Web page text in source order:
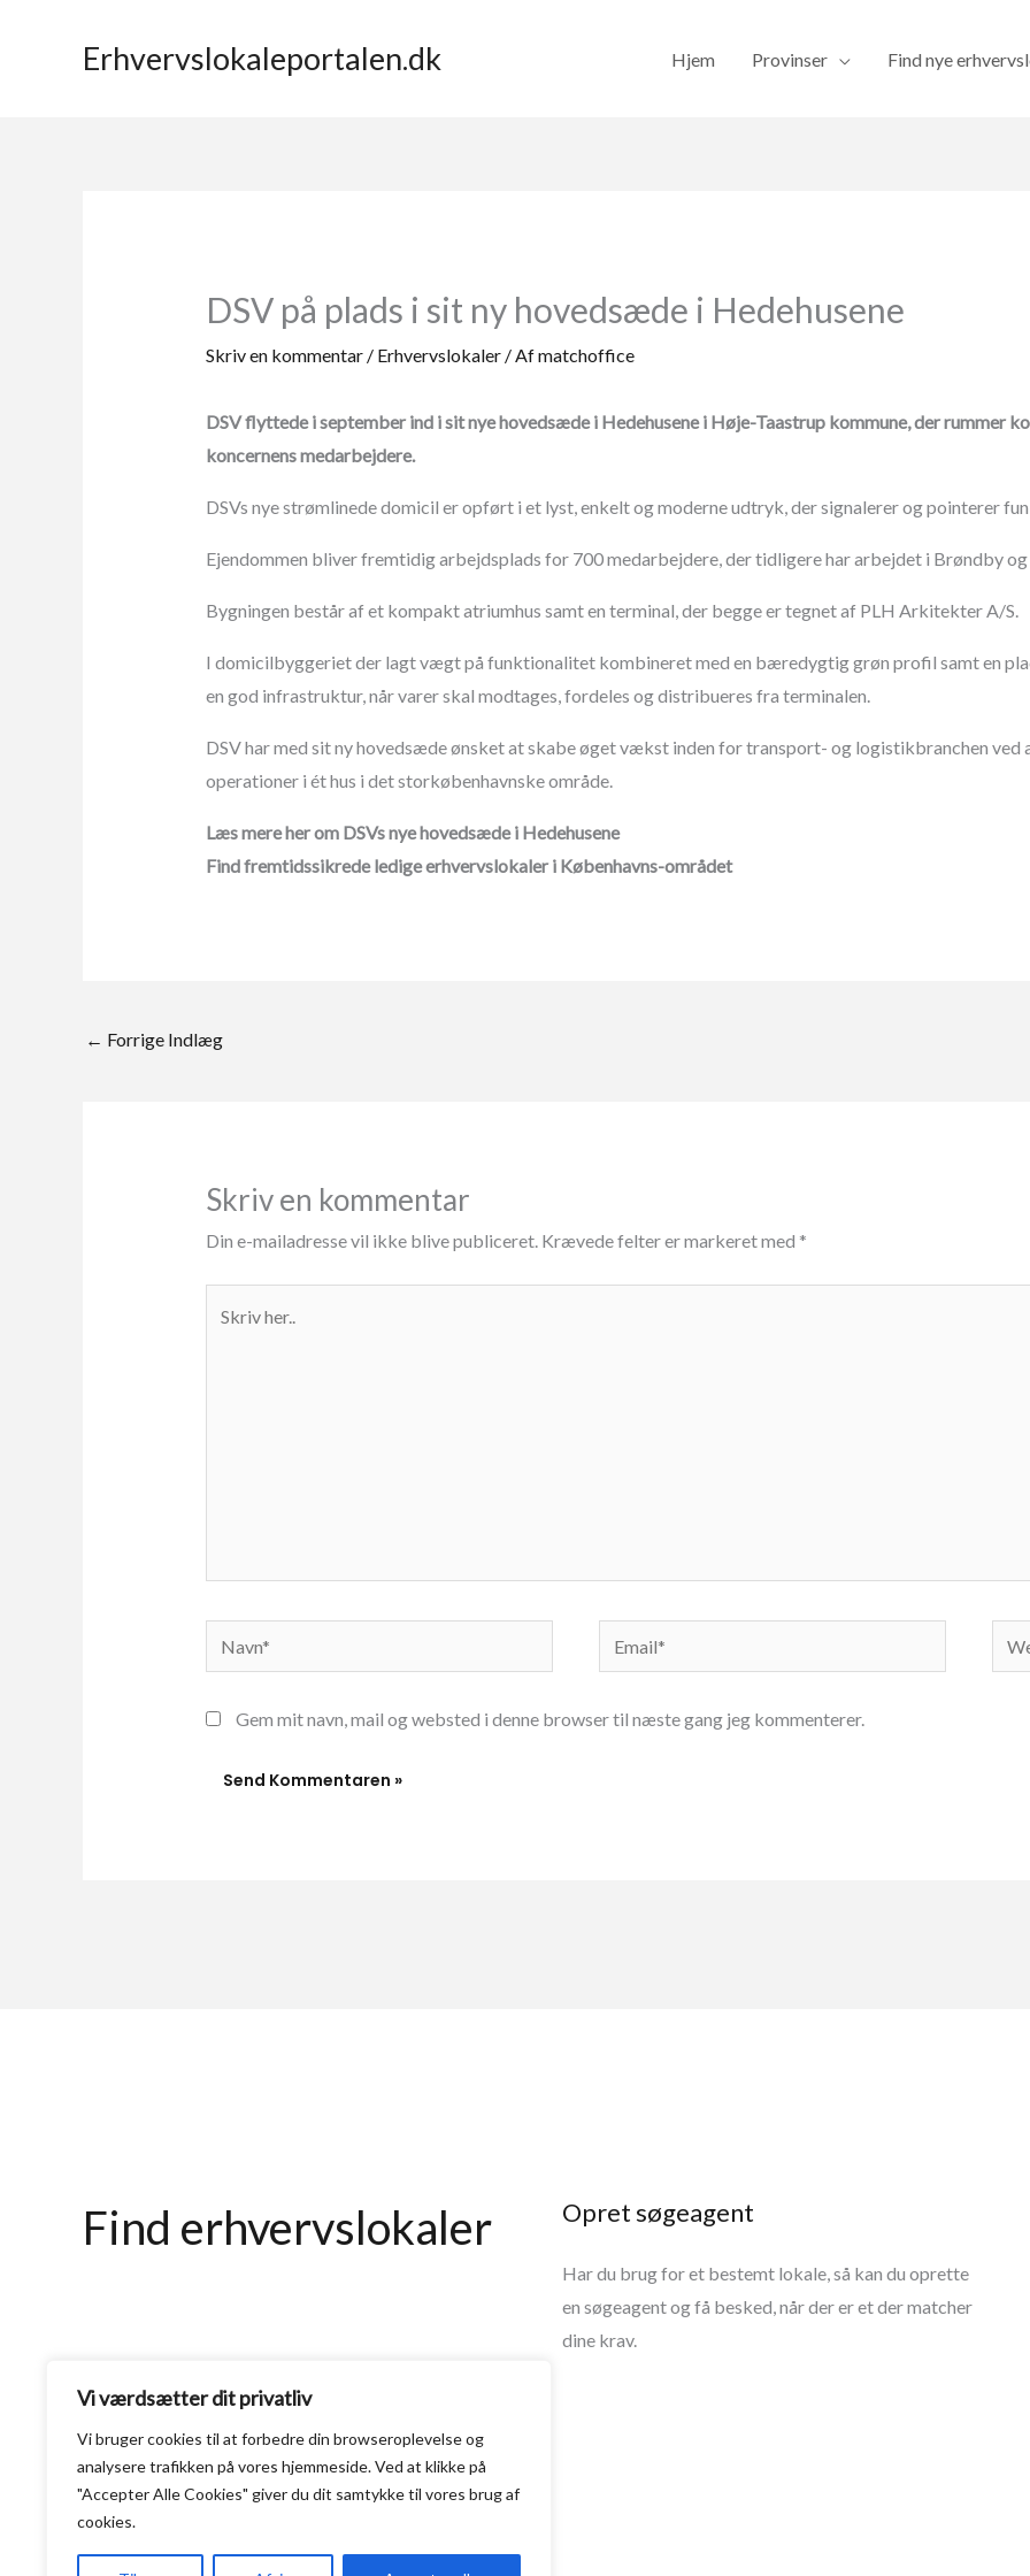
Vi værdsætter dit privatliv
Vi bruger cookies til at forbedre din browseroplevelseog
analyseretrafikken på vores hjemmeside.Ved at klikke på
"Accepter Alle Cookies" giver du dit samtykke til vores brug af
cookies.
Erhvervslokaleportalen.dk Hjem Provinser Find nye
DSV på plads i sit ny hovedsæde i Hedehusene
Skriv en kommentar / Erhvervslokaler/ Afmatchoffice
DSV flyttede i september ind i sit nye hovedsæde i Hedehusene i Høje-Taastrup kommune, der rummer
koncernens medarbejdere.
DSVs nye strømlinede domicil er opført i et lyst, enkelt og moderne udtryk, der signalerer og pointerer
Ejendommen bliver fremtidig arbejdsplads for 700 medarbejdere, der tidligere har arbejdet i Brøndby og
Bygningen består af et kompakt atriumhus samt en terminal, der begge er tegnet af PLH Arkitekter A/S.
I domicilbyggeriet der lagt vægt på funktionalitet kombineret med en bæredygtig grøn profil samt en
en god infrastruktur, når varer skal modtages, fordeles og distribueres fra terminalen.
DSV har med sit ny hovedsæde ønsket at skabe øget vækst inden for transport- og logistikbranchen ved
operationer i ét hus i det storkøbenhavnske område.
Læs mere her om DSVs nye hovedsæde i Hedehusene
Find fremtidssikrede ledige erhvervslokaler i Københavns-området
← Forrige Indlæg
Skriv en kommentar
Din e-mailadresse vil ikke blive publiceret. Krævede felter er markeret med *
Navn* Email*
Gem mit navn, mail og websted i denne browser til næste gang jeg kommenterer.
Find erhvervslokaler Opret søgeagent
Har du brug for et bestemt lokale, så kan du oprette
en søgeagent og få besked, når der er et der matcher
dine krav.